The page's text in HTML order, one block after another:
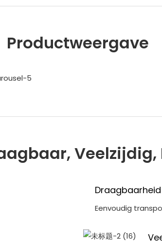
Productweergave
Draagbaarheid
Eenvoudig